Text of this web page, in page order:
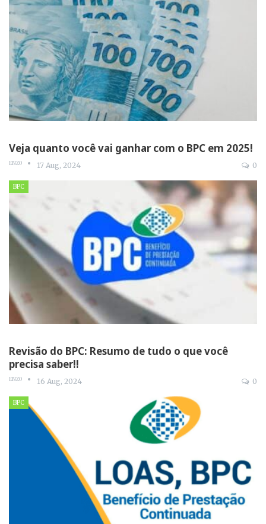
Veja quanto você vai ganhar com o BPC em 2025!
ENZO 17 Aug, 2024 0
BPC
Revisão do BPC: Resumo de tudo o que você
precisa saber!!
ENZO 16 Aug, 2024 0
BPC